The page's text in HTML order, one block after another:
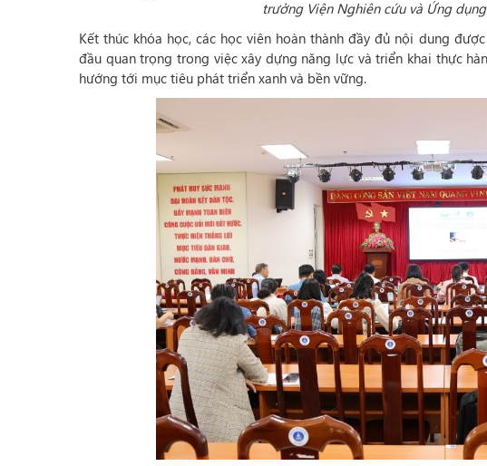
trưởng Viện Nghiên cứu và Ứng
Kết thúc khóa học, các học viên hoàn thành đầy đủ nội dung
đầu quan trọng trong việc xây dựng năng lực và triển khai thực
hướng tới mục tiêu phát triển xanh và bền vững.